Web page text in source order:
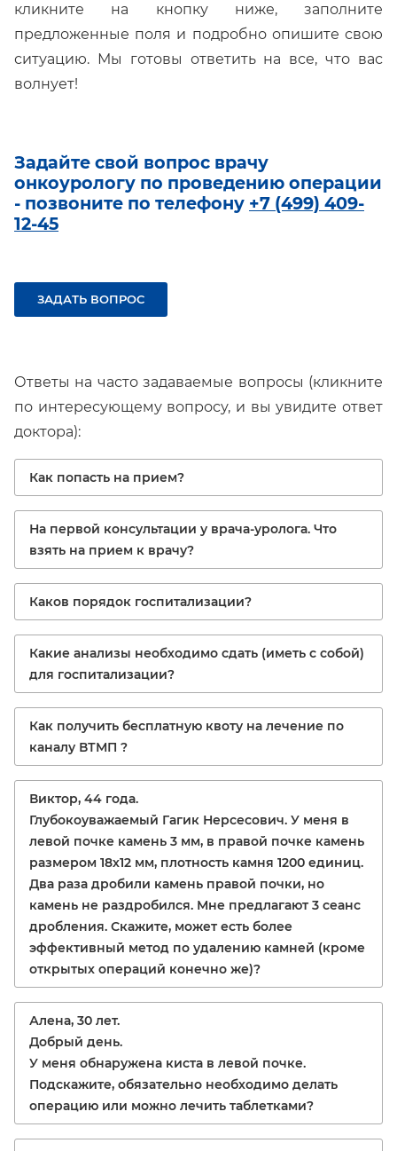
кликните на кнопку ниже, заполните
предложенные поля и подробно опишите свою
ситуацию. Мы готовы ответить на все, что вас
волнует!
Задайте свой вопрос врачу
онкоурологу по проведению операции
- позвоните по телефону +7 (499) 409-
12-45
ЗАДАТЬ ВОПРОС
Ответы на часто задаваемые вопросы (кликните
по интересующему вопросу, и вы увидите ответ
доктора):
Как попасть на прием?
На первой консультации у врача-уролога. Что
взять на прием к врачу?
Каков порядок госпитализации?
Какие анализы необходимо сдать (иметь с собой)
для госпитализации?
Как получить бесплатную квоту на лечение по
каналу ВТМП ?
Виктор, 44 года.
Глубокоуважаемый Гагик Нерсесович. У меня в
левой почке камень 3 мм, в правой почке камень
размером 18х12 мм, плотность камня 1200 единиц.
Два раза дробили камень правой почки, но
камень не раздробился. Мне предлагают 3 сеанс
дробления. Скажите, может есть более
эффективный метод по удалению камней (кроме
открытых операций конечно же)?
Алена, 30 лет.
Добрый день.
У меня обнаружена киста в левой почке.
Подскажите, обязательно необходимо делать
операцию или можно лечить таблетками?